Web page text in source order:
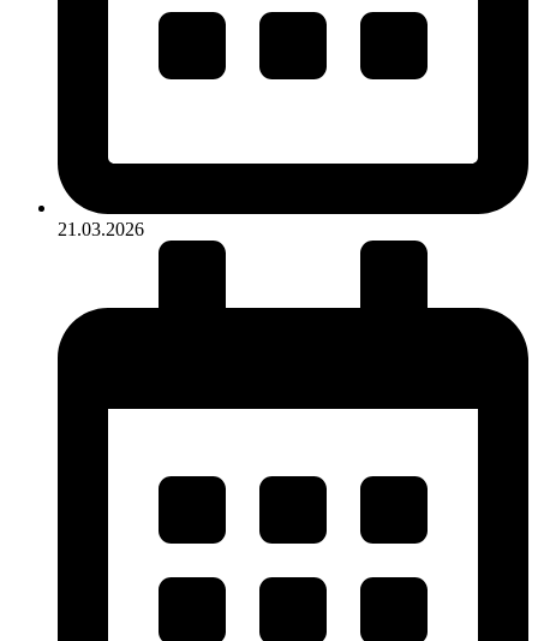
21.03.2026